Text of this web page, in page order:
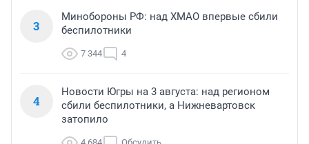
3
Минобороны РФ: над ХМАО впервые сбили
беспилотники
7 344 4
4
Новости Югры на 3 августа: над регионом
сбили беспилотники, а Нижневартовск
затопило